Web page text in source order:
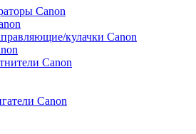
Canon
кулачки Canon
Canon
Canon